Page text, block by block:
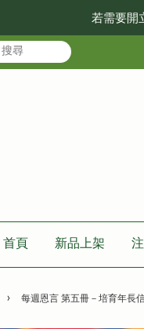
若需要開
搜尋
首頁 新品上架
› 每週恩言 第五冊－培育年長